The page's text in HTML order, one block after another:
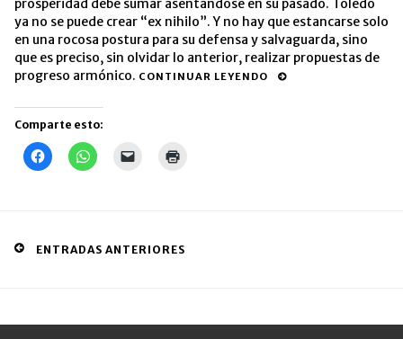
prosperidad debe sumar asentándose en su pasado. Toledo
ya no se puede crear “ex nihilo”. Y no hay que estancarse solo
en una rocosa postura para su defensa y salvaguarda, sino
que es preciso, sin olvidar lo anterior, realizar propuestas de
progreso armónico. CONTINUAR LEYENDO
Comparte esto:
Haz
clic
en
una
Haz
clic
en
una
electrónico
a
una
ventana
nueva)
Posts
ENTRADAS ANTERIORES